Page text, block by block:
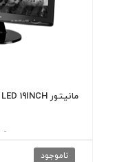
مانیتور XVISION XL1910S LED 19INCH
-
ناموجود